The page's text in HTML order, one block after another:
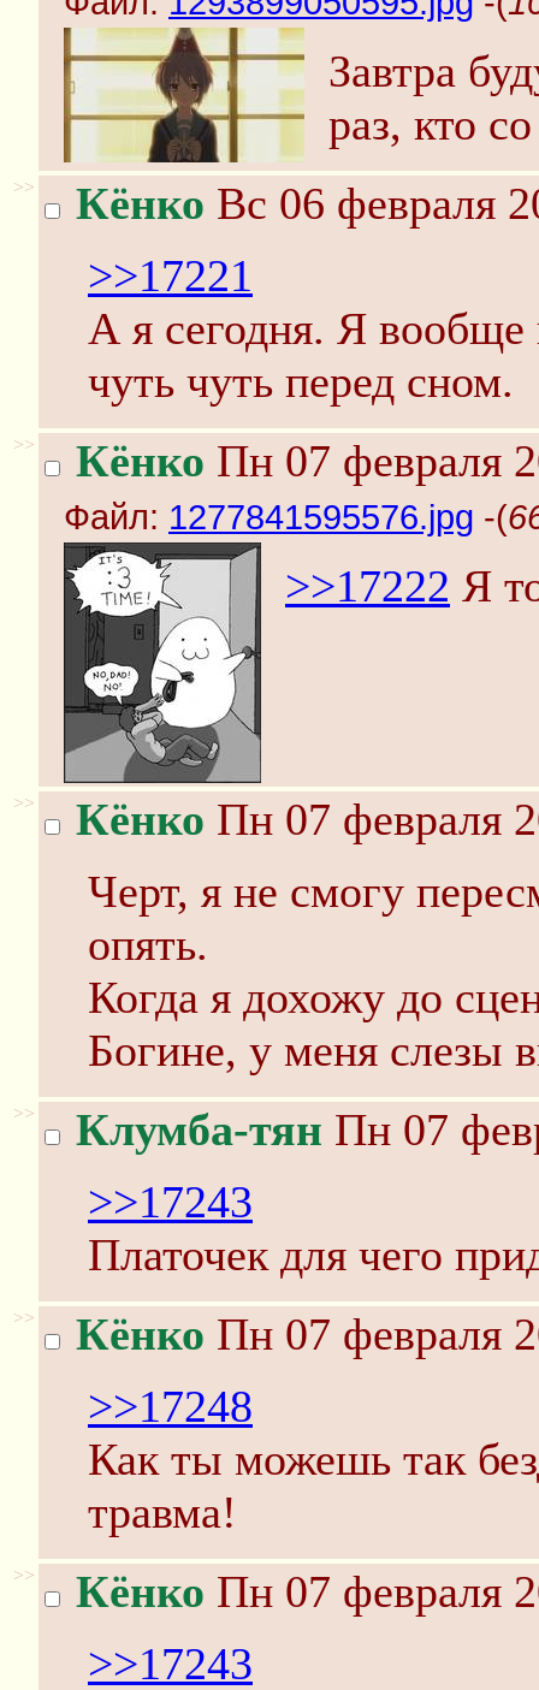
Завтра
раз, кто
>> Кёнко Вс 06 февраля
>>17221
А я сегодня. Я
чуть чуть перед сном.
>> Кёнко Пн 07 февраля
Файл: 1277841595576.jpg -(
>>17222 Я
>> Кёнко Пн 07 февраля
Черт, я не смогу
опять.
Когда я дохожу до
Богине, у меня слезы
>> Клумба-тян Пн 07
>>17243
Платочек для чего
>> Кёнко Пн 07 февраля
>>17248
Как ты можешь так
травма!
>> Кёнко Пн 07 февраля
>>17243